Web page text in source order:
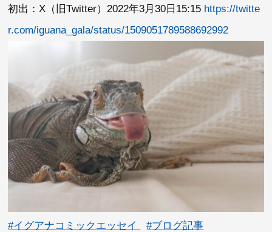
初出：X（旧Twitter）2022年3月30日15:15 https://twitte
r.com/iguana_gala/status/1509051789588692992
#イグアナコミックエッセイ #ブログ記事